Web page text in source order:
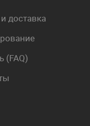
доставка
(FAQ)